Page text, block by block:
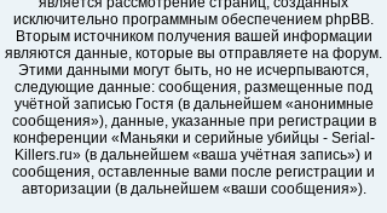
исключительно программным обеспечением phpBB.
Вторым источником получения вашей информации
являются данные, которые вы отправляете на форум.
Этими данными могут быть, но не исчерпываются,
следующие данные: сообщения, размещенные под
учётной записью Гостя (в дальнейшем «анонимные
сообщения»), данные, указанные при регистрации в
конференции «Маньяки и серийные убийцы - Serial-
Killers.ru» (в дальнейшем «ваша учётная запись») и
сообщения, оставленные вами после регистрации и
авторизации (в дальнейшем «ваши сообщения»).